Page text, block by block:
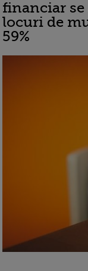
financiar se
locuri de
59%